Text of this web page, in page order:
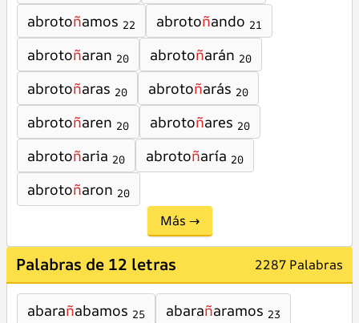
abrotoñamos 22 abrotoñando 21
abrotoñaran 20 abrotoñarán 20
abrotoñaras 20 abrotoñarás 20
abrotoñaren 20 abrotoñares 20
abrotoñaria 20 abrotoñaría 20
abrotoñaron 20
Más →
Palabras de 12 letras 2287 Palabras
abarañabamos 25 abarañaramos 23